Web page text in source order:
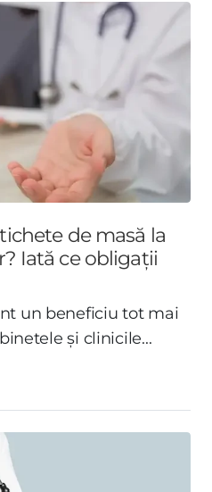
de masă la
Iată ce obligații
un beneficiu tot mai
și clinicile...